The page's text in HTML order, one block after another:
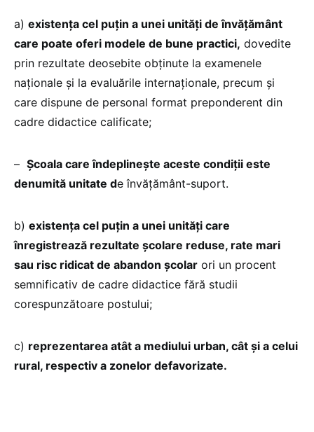
a) existența cel puțin a unei unități de învățământ
care poate oferi modele de bune practici, dovedite
prin rezultate deosebite obținute la examenele
naționale și la evaluările internaționale, precum și
care dispune de personal format preponderent din
cadre didactice calificate;
– Școala care îndeplinește aceste condiții este
denumită unitate de învățământ-suport.
b) existența cel puțin a unei unități care
înregistrează rezultate școlare reduse, rate mari
sau risc ridicat de abandon școlar ori un procent
semnificativ de cadre didactice fără studii
corespunzătoare postului;
c) reprezentarea atât a mediului urban, cât și a celui
rural, respectiv a zonelor defavorizate.